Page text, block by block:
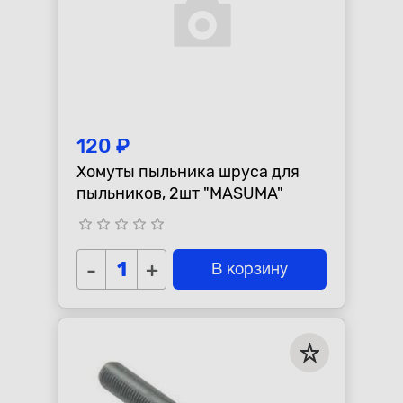
120 ₽
Хомуты пыльника шруса для
пыльников, 2шт "MASUMA"
star_border star_border star_border star_border star_border
- + В корзину